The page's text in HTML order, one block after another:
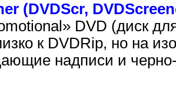
(DVDScr,
DVD (диск
к DVDRip, но на
надписи и